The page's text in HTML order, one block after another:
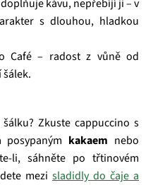
kávu, nepřebíjí ji – v
s dlouhou, hladkou
Café – radost z vůně od
Zkuste cappuccino s
kakaem nebo
sáhněte po třtinovém
mezi sladidly do čaje a